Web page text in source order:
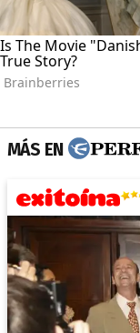
MÁS EN